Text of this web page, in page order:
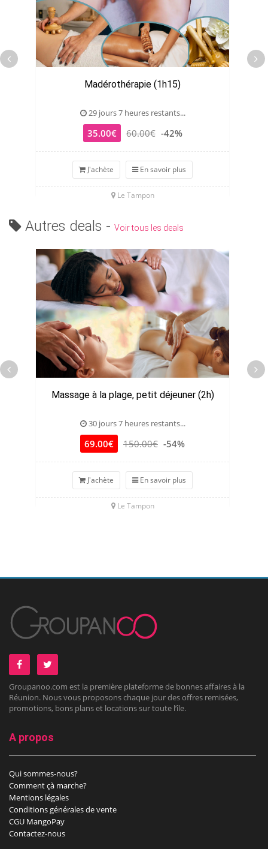
Madérothérapie (1h15)
29 jours 7 heures restants...
35.00€ 60.00€ -42%
J'achète En savoir plus
Le Tampon
Autres deals - Voir tous les deals
Massage à la plage, petit déjeuner (2h)
30 jours 7 heures restants...
69.00€ 150.00€ -54%
J'achète En savoir plus
Le Tampon
Groupanoo.com est la première plateforme de bonnes affaires à la
Réunion. Nous vous proposons chaque jour des offres remisées,
promotions, bons plans et locations sur toute l’île.
A propos
Qui sommes-nous?
Comment çà marche?
Mentions légales
Conditions générales de vente
CGU MangoPay
Contactez-nous